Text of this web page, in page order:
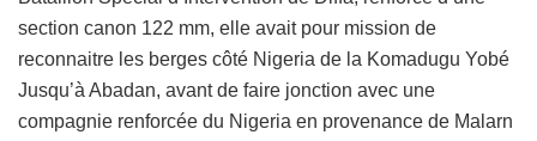
section canon 122 mm, elle avait pour mission de
reconnaitre les berges côté Nigeria de la Komadugu Yobé
Jusqu’à Abadan, avant de faire jonction avec une
compagnie renforcée du Nigeria en provenance de Malarn